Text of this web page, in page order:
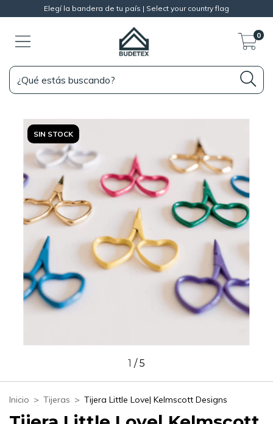
Elegí la bandera de tu país | Select your country flag
0
SIN STOCK
1 /5
Inicio > Tijeras > Tijera Little Love| Kelmscott Designs